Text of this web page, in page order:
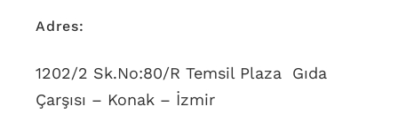
Adres:
1202/2 Sk.No:80/R Temsil Plaza Gıda
Çarşısı – Konak – İzmir